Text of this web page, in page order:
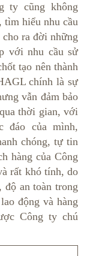
ty cũng không
tìm hiểu nhu cầu
ra đời những
với nhu cầu sử
tạo nên thành
chính là sự
vẫn đảm bảo
thời gian, với
đáo của mình,
chóng, tự tin
hàng của Công
rất khó tính, do
độ an toàn trong
động và hàng
Công ty chú